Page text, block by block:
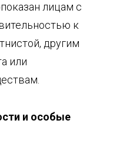
лицам с
к
другим
или
и особые